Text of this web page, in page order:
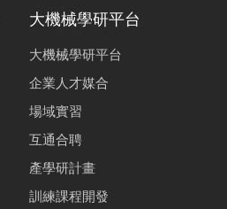
大機械學研平台
大機械學研平台
企業人才媒合
場域實習
互通合聘
產學研計畫
訓練課程開發